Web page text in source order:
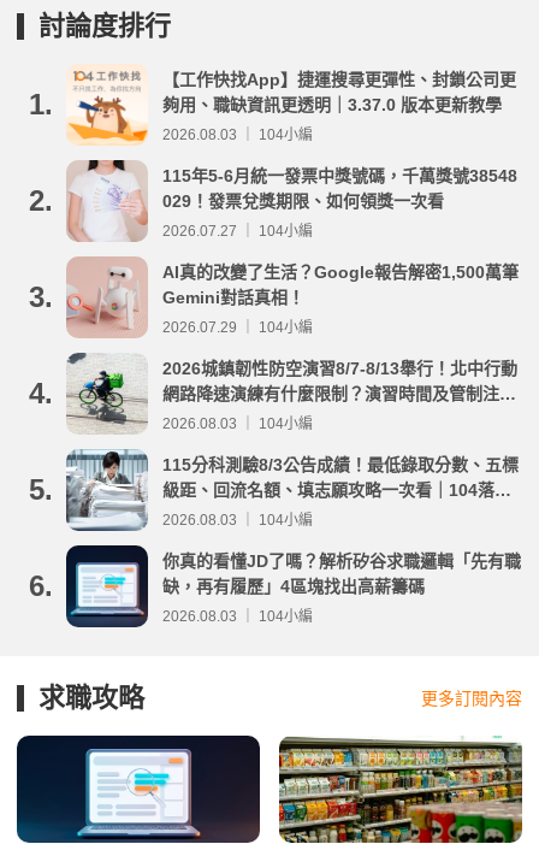
討論度排行
1.
【工作快找App】捷運搜尋更彈性、封鎖公司更
夠用、職缺資訊更透明｜3.37.0 版本更新教學
2026.08.03 ｜ 104小編
2.
115年5-6月統一發票中獎號碼，千萬獎號38548
029！發票兌獎期限、如何領獎一次看
2026.07.27 ｜ 104小編
3.
AI真的改變了生活？Google報告解密1,500萬筆
Gemini對話真相！
2026.07.29 ｜ 104小編
4.
2026城鎮韌性防空演習8/7-8/13舉行！北中行動
網路降速演練有什麼限制？演習時間及管制注意
事項整理
2026.08.03 ｜ 104小編
5.
115分科測驗8/3公告成績！最低錄取分數、五標
級距、回流名額、填志願攻略一次看｜104落點
分析
2026.08.03 ｜ 104小編
6.
你真的看懂JD了嗎？解析矽谷求職邏輯「先有職
缺，再有履歷」4區塊找出高薪籌碼
2026.08.03 ｜ 104小編
求職攻略 更多訂閱內容